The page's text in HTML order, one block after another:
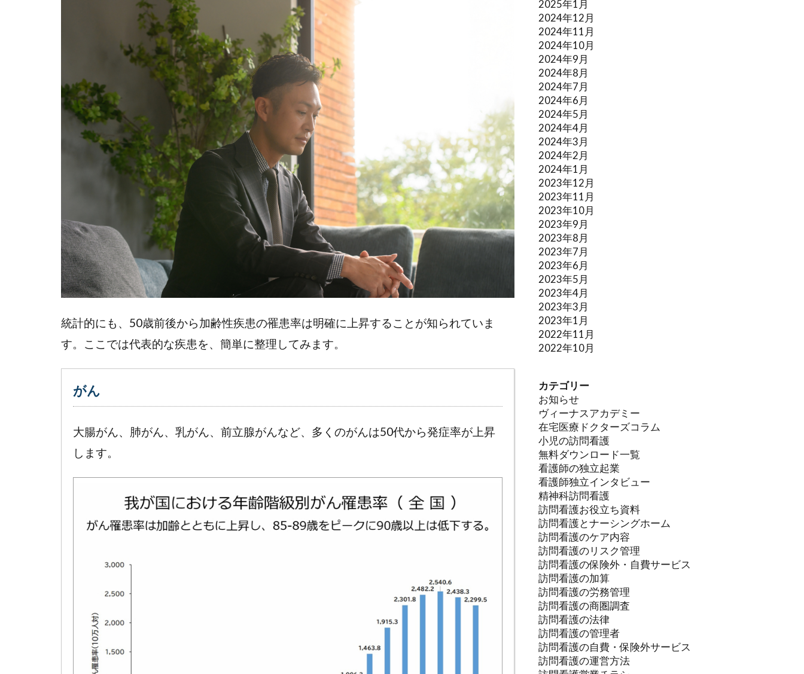
患
率」
1.1
がん
心疾
患
1.4
糖尿
1.5
認知
2
加齢
患の
根源
「老
る“身
体の
変化”
統計的にも、50歳前後から加齢性疾患の罹患率は明確に上昇することが知られていま
す。ここでは代表的な疾患を、簡単に整理してみます。
がん
大腸がん、肺がん、乳がん、前立腺がんなど、多くのがんは50代から発症率が上昇
します。
2025年1月
2024年12月
2024年11月
2024年10月
2024年9月
2024年8月
2024年7月
2024年6月
2024年5月
2024年4月
2024年3月
2024年2月
2024年1月
2023年12月
2023年11月
2023年10月
2023年9月
2023年8月
2023年7月
2023年6月
2023年5月
2023年4月
2023年3月
2023年1月
2022年11月
2022年10月
カテゴリー
お知らせ
ヴィーナスアカデミー
在宅医療ドクターズコラム
小児の訪問看護
無料ダウンロード一覧
看護師の独立起業
看護師独立インタビュー
精神科訪問看護
訪問看護お役立ち資料
訪問看護とナーシングホーム
訪問看護のケア内容
訪問看護のリスク管理
訪問看護の保険外・自費サービス
訪問看護の加算
訪問看護の労務管理
訪問看護の商圏調査
訪問看護の法律
訪問看護の管理者
訪問看護の自費・保険外サービス
訪問看護の運営方法